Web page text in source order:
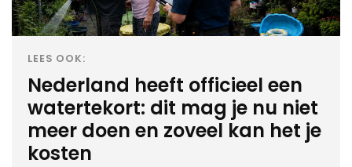
LEES OOK:
Nederland heeft officieel een
watertekort: dit mag je nu niet
meer doen en zoveel kan het je
kosten